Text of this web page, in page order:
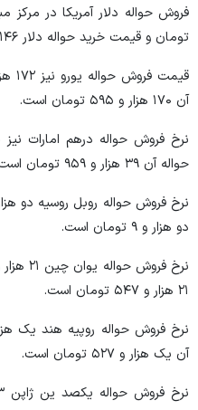
تومان و قیمت خرید حواله دلار ۱۴۶ هزار و ۷۴۹ تومان است.
آن ۱۷۰ هزار و ۵۹۵ تومان است.
حواله آن ۳۹ هزار و ۹۵۹ تومان است.
دو هزار و ۹ تومان است.
۲۱ هزار و ۵۴۷ تومان است.
آن یک هزار و ۵۲۷ تومان است.